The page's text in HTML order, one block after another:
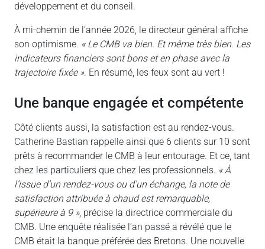
développement et du conseil.
À mi-chemin de l’année 2026, le directeur général affiche
son optimisme. « Le CMB va bien. Et même très bien. Les
indicateurs financiers sont bons et en phase avec la
trajectoire fixée ». En résumé, les feux sont au vert !
une banque engagée et compétente
Côté clients aussi, la satisfaction est au rendez-vous.
Catherine Bastian rappelle ainsi que 6 clients sur 10 sont
prêts à recommander le CMB à leur entourage. Et ce, tant
chez les particuliers que chez les professionnels. « À
l’issue d’un rendez-vous ou d’un échange, la note de
satisfaction attribuée à chaud est remarquable,
supérieure à 9 », précise la directrice commerciale du
CMB. Une enquête réalisée l’an passé a révélé que le
CMB était la banque préférée des Bretons. Une nouvelle